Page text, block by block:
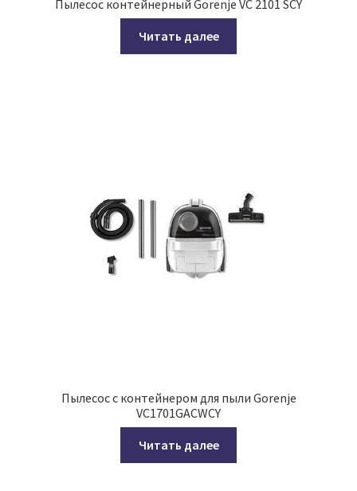
Пылесос контейнерный Gorenje VC 2101 SCY
Читать далее
Пылесос с контейнером для пыли Gorenje
VC1701GACWCY
Читать далее